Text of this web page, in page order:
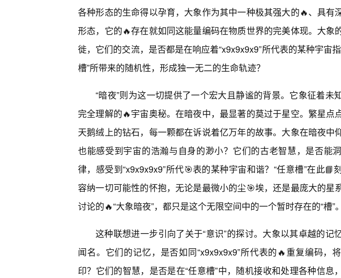
各种形态的生命得以孕育，大象作为其中一种极其强大的🔥、具有
形态，它的🔥存在就如同这能量编码在物质世界的完美体现。大象
徙，它们的交流，是否都是在响应着“x9x9x9x9”所代表的某种宇宙
槽”所带来的随机性，形成独一无二的生命轨迹？
“暗夜”则为这一切提供了一个宏大且静谧的背景。它象征着未
完全理解的🔥宇宙奥秘。在暗夜中，最显著的莫过于星空。繁星点
天鹅绒上的钻石，每一颗都在诉说着亿万年的故事。大象在暗夜中
也能感受到宇宙的浩瀚与自身的渺小？它们的古老智慧，是否能
律，感受到“x9x9x9x9”所代🎯表的某种宇宙和谐？“任意槽”在此📘
容纳一切可能性的怀抱，无论是最微小的尘🎯埃，还是最庞大的星
讨论的🔥“大象暗夜”，都只是这个无限空间中的一个暂时存在的“槽”。
这种联想进一步引向了关于“意识”的探讨。大象以其卓越的记
闻名。它们的记忆，是否如同“x9x9x9x9”所代表的🔥重复编码，
印？它们的智慧，是否是在“任意槽”中，随机接收和处理各种信息